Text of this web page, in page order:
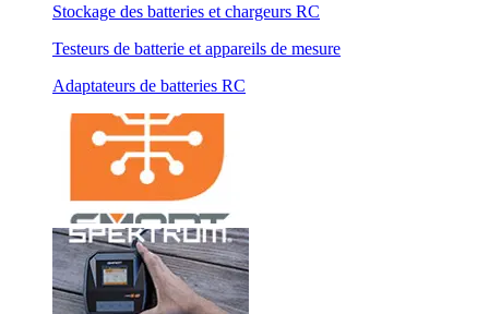
Stockage des batteries et chargeurs RC
Testeurs de batterie et appareils de mesure
Adaptateurs de batteries RC